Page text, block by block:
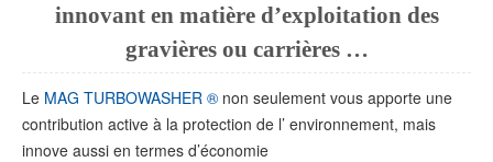
innovant en matière d’exploitation des
gravières ou carrières …
Le MAG TURBOWASHER ® non seulement vous apporte une
contribution active à la protection de l’ environnement, mais
innove aussi en termes d’économie